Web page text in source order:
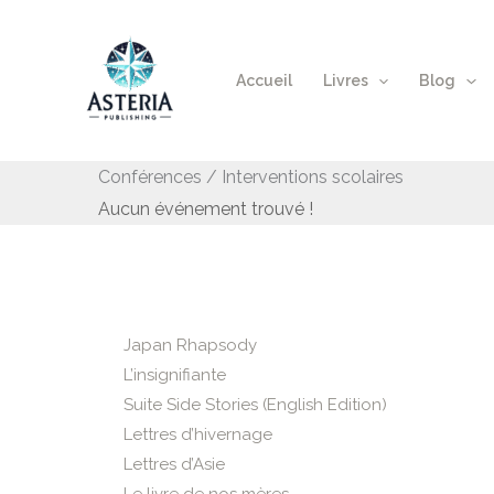
Accueil Livres Blog
Conférences / Interventions scolaires
Aucun événement trouvé !
Japan Rhapsody
L’insignifiante
Suite Side Stories (English Edition)
Lettres d’hivernage
Lettres d’Asie